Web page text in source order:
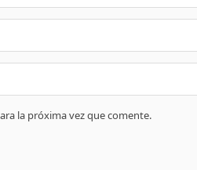
la próxima vez que comente.